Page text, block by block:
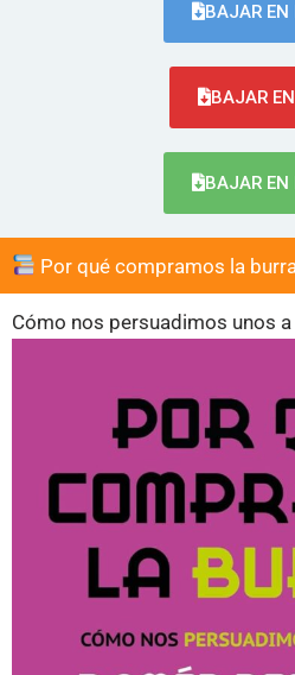
BAJAR EN
BAJAR
BAJAR EN
Por qué compramos la
Cómo nos persuadimos unos